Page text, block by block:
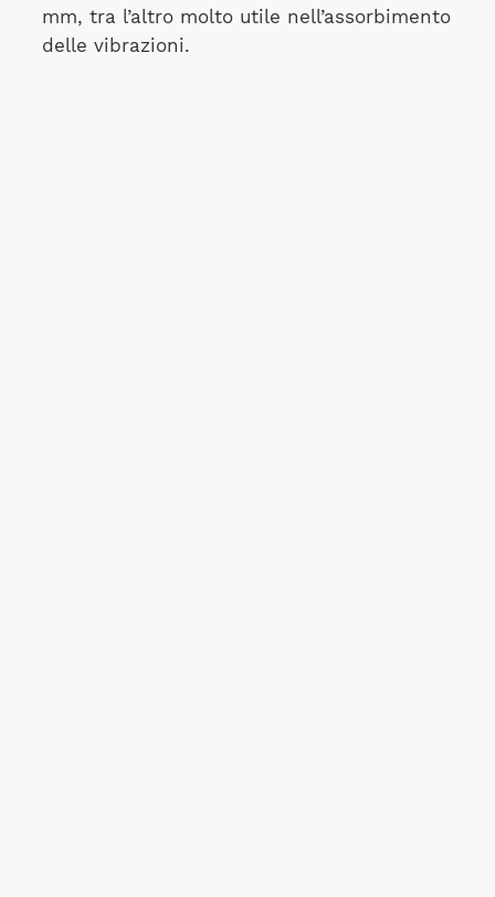
mm, tra l’altro molto utile nell’assorbimento
delle vibrazioni.